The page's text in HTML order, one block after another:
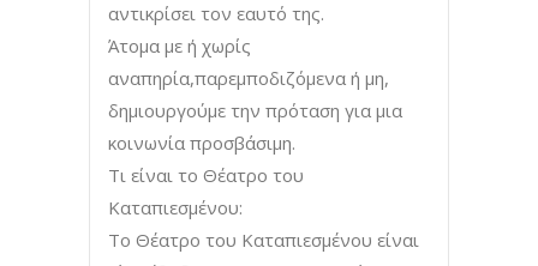
αντικρίσει τον εαυτό της.
Άτομα με ή χωρίς
αναπηρία,παρεμποδιζόμενα ή μη,
δημιουργούμε την πρόταση για μια
κοινωνία προσβάσιμη.
Τι είναι το Θέατρο του
Καταπιεσμένου:
Το Θέατρο του Καταπιεσμένου είναι